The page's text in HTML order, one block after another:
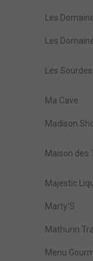
Les
Les
Les
Ma Cave
Madison
Maison des
Majestic
Marty'S
Mathurin
Menu